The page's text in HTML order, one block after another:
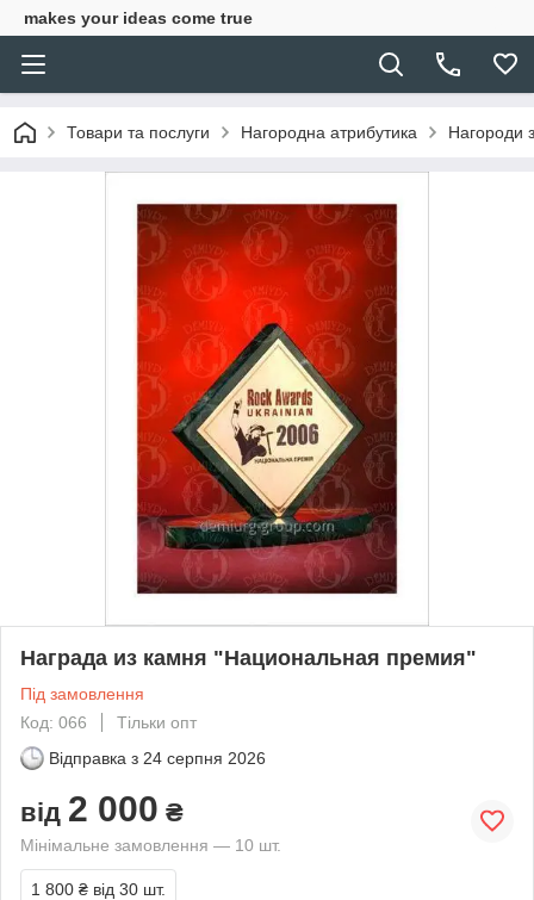
makes your ideas come true
Товари та послуги Нагородна атрибутика Нагороди
Награда из камня "Национальная премия"
Під замовлення
Код: 066
Тільки опт
Відправка з 24 серпня 2026
від 2 000 ₴
Мінімальне замовлення — 10 шт.
1 800 ₴ від 30 шт.